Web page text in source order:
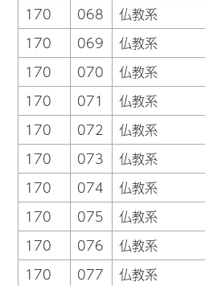
170
068 仏教系
170
069 仏教系
170
070 仏教系
170
071 仏教系
170
072 仏教系
170
073 仏教系
170
074 仏教系
170
075 仏教系
170
076 仏教系
170
077 仏教系